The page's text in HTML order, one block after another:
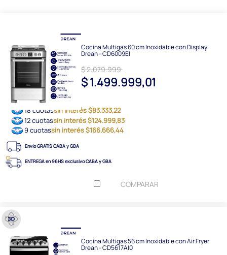
Cocina Multigas 60 cm Inoxidable con Display
Drean - CD6009EI
$ 2.079.999
$ 1.499.999,01
18 cuotassin interés $83.333,22
12 cuotassin interés $124.999,83
9 cuotassin interés $166.666,44
Envío GRATIS CABA y GBA
ENTREGA en 96HS exclusivo CABA y GBA
COMPARAR
Cocina Multigas 56 cm Inoxidable con Air Fryer
Drean - CD5617AI0